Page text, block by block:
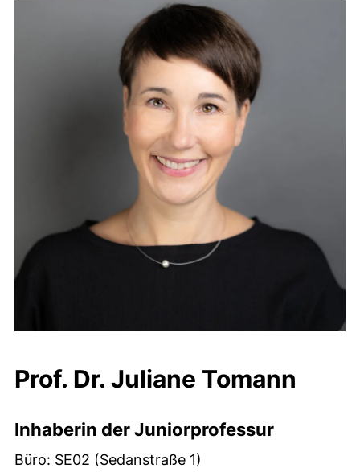
Prof. Dr. Juliane Tomann
Inhaberin der Juniorprofessur
Büro: SE02 (Sedanstraße 1)